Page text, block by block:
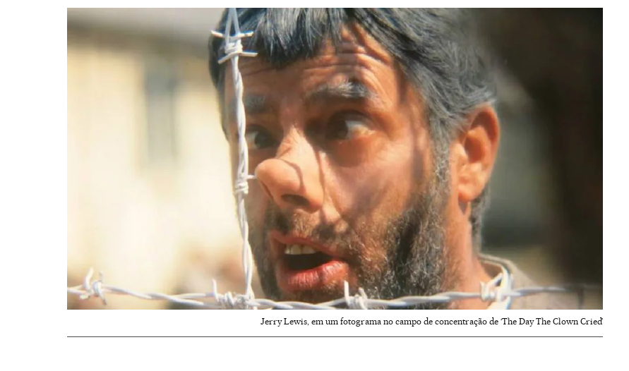
Jerry Lewis, em um fotograma no campo de concentração de ‘The Day The Clown Cried’